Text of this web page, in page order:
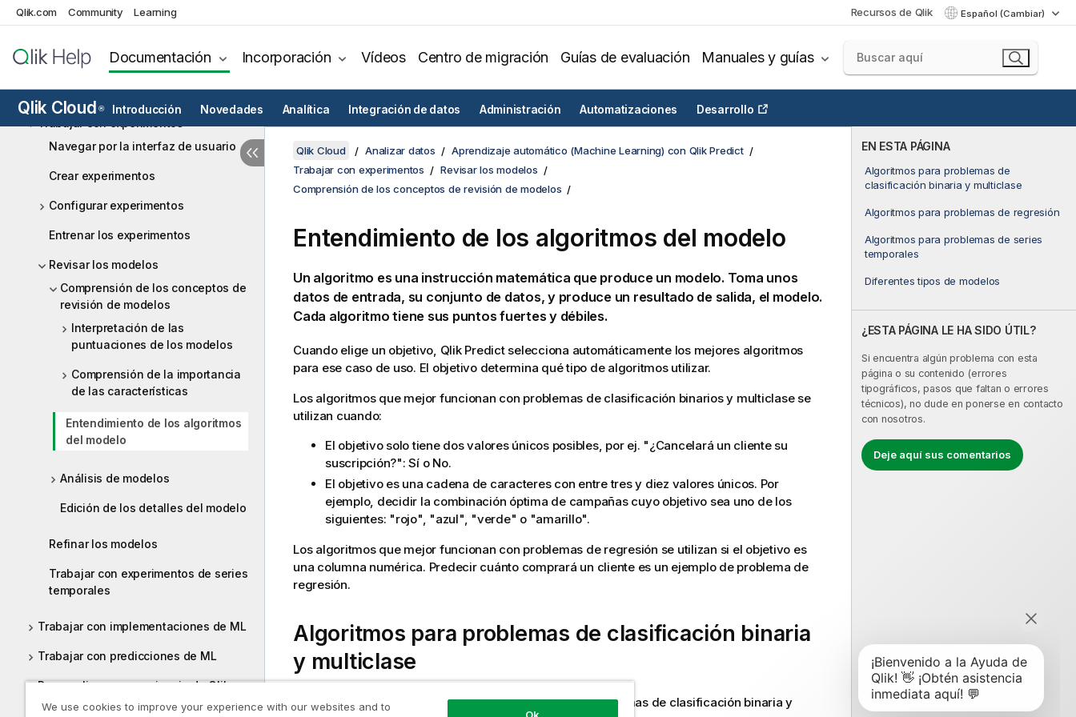
Qlik.com Community Learning Recursos de Qlik Español (Cambiar)
Documentación Incorporación Vídeos Centro de migración Guías de evaluación Manuales y guías
Qlik Cloud ® Introducción Novedades Analítica Integración de datos Administración Automatizaciones Desarrollo
Presentamos el aprendizaje
automático automatizado o Machine
Learning (ML) automatizado (AutoML)
Comprender el aprendizaje
automático (machine learning, ML)
Navegar por la interfaz de usuario
Crear experimentos
Configurar experimentos
Entrenar los experimentos
Revisar los modelos
Comprensión de los conceptos de
revisión de modelos
Interpretación de las
puntuaciones de los modelos
Comprensión de la importancia
de las características
Entendimiento de los algoritmos
del modelo
Análisis de modelos
Edición de los detalles del modelo
Refinar los modelos
Trabajar con experimentos de series
temporales
Trabajar con implementaciones de ML
Trabajar con predicciones de ML
Personalizar su experiencia de Qlik
Predict
EN ESTA PÁGINA
Algoritmos para problemas de
clasificación binaria y multiclase
Algoritmos para problemas de regresión
Algoritmos para problemas de series
temporales
Diferentes tipos de modelos
¿ESTA PÁGINA LE HA SIDO ÚTIL?
Si encuentra algún problema con esta
página o su contenido (errores
tipográficos, pasos que faltan o errores
técnicos), no dude en ponerse en contacto
con nosotros.
Deje aquí sus comentarios
Qlik Cloud Analizar datos
Aprendizaje automático (Machine Learning) con Qlik Predict
Trabajar con experimentos
Revisar los modelos
Comprensión de los conceptos de revisión de modelos
Entendimiento de los algoritmos del modelo
Un algoritmo es una instrucción matemática que produce un modelo. Toma unos
datos de entrada, su conjunto de datos, y produce un resultado de salida, el modelo.
Cada algoritmo tiene sus puntos fuertes y débiles.
Cuando elige un objetivo, Qlik Predictselecciona automáticamente los mejores algoritmos
para ese caso de uso. El objetivo determina qué tipo de algoritmos utilizar.
Los algoritmos que mejor funcionan con problemas de clasificación binarios y multiclase se
utilizan cuando:
El objetivo solo tiene dos valores únicos posibles, por ej. "¿Cancelará un cliente su
suscripción?": Sí o No.
El objetivo es una cadena de caracteres con entre tres y diez valores únicos. Por
ejemplo, decidir la combinación óptima de campañas cuyo objetivo sea uno de los
siguientes: "rojo", "azul", "verde" o "amarillo".
Los algoritmos que mejor funcionan con problemas de regresión se utilizan si el objetivo es
una columna numérica. Predecir cuánto comprará un cliente es un ejemplo de problema de
regresión.
Algoritmos para problemas de clasificación binaria
y multiclase
Qlik Predict utiliza los algoritmos siguientes para los problemas de clasificación binaria y
We use cookies to improve your experience with our websites and to